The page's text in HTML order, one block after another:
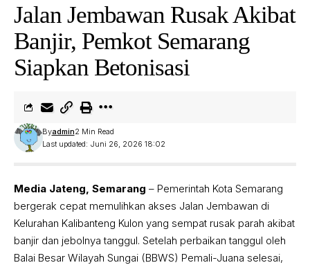
Jalan Jembawan Rusak Akibat
Banjir, Pemkot Semarang
Siapkan Betonisasi
Last updated: Juni 26, 2026 18:02
Byadmin2 Min Read
Media Jateng, Semarang – Pemerintah Kota Semarang
bergerak cepat memulihkan akses Jalan Jembawan di
Kelurahan Kalibanteng Kulon yang sempat rusak parah akibat
banjir dan jebolnya tanggul. Setelah perbaikan tanggul oleh
Balai Besar Wilayah Sungai (BBWS) Pemali-Juana selesai,